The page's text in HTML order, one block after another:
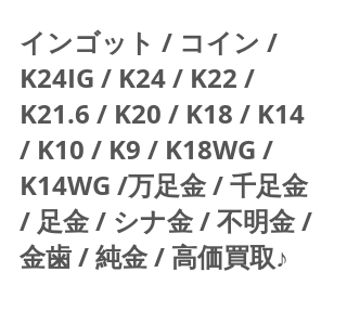
インゴット / コイン /
K24IG / K24 / K22 /
K21.6 / K20 / K18 / K14
/ K10 / K9 / K18WG /
K14WG /万足金 / 千足金
/ 足金 / シナ金 / 不明金 /
金歯 / 純金 / 高価買取♪